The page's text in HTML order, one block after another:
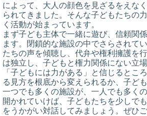
によって、大人の顔色を見ざるをえな
られてきました。そんな子どもたちの
く活動が始まっています。
まず子ども主体で一緒に遊び、信頼関
ます。閉鎖的な施設の中でさらされて
たちの声を傾聴し、代弁や権利擁護を
は独立し、子どもと権力関係にない立
「子どもには力がある」と信じるとこ
る見方を根底から変えられるか、子ど
一つでも多くの施設が、一人でも多く
開かれていけば、子どもたちを少しで
をうかがい対話してみましょ